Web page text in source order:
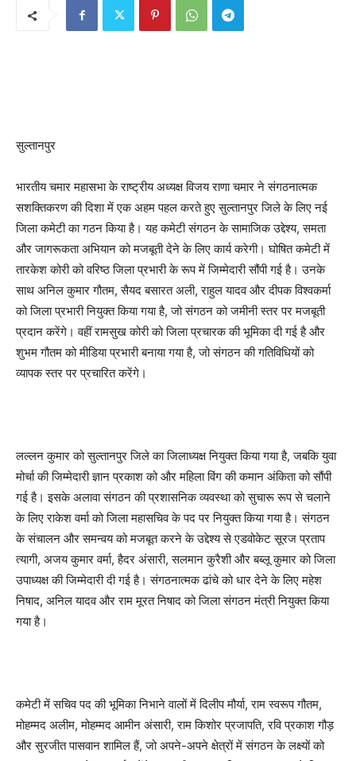
सुल्तानपुर
भारतीय चमार महासभा के राष्ट्रीय अध्यक्ष विजय राणा चमार ने संगठनात्मक
सशक्तिकरण की दिशा में एक अहम पहल करते हुए सुल्तानपुर जिले के लिए नई
जिला कमेटी का गठन किया है। यह कमेटी संगठन के सामाजिक उद्देश्य, समता
और जागरूकता अभियान को मजबूती देने के लिए कार्य करेगी। घोषित कमेटी में
तारकेश कोरी को वरिष्ठ जिला प्रभारी के रूप में जिम्मेदारी सौंपी गई है। उनके
साथ अनिल कुमार गौतम, सैयद बसारत अली, राहुल यादव और दीपक विश्वकर्मा
को जिला प्रभारी नियुक्त किया गया है, जो संगठन को जमीनी स्तर पर मजबूती
प्रदान करेंगे। वहीं रामसुख कोरी को जिला प्रचारक की भूमिका दी गई है और
शुभम गौतम को मीडिया प्रभारी बनाया गया है, जो संगठन की गतिविधियों को
व्यापक स्तर पर प्रचारित करेंगे।
लल्लन कुमार को सुल्तानपुर जिले का जिलाध्यक्ष नियुक्त किया गया है, जबकि युवा
मोर्चा की जिम्मेदारी ज्ञान प्रकाश को और महिला विंग की कमान अंकिता को सौंपी
गई है। इसके अलावा संगठन की प्रशासनिक व्यवस्था को सुचारू रूप से चलाने
के लिए राकेश वर्मा को जिला महासचिव के पद पर नियुक्त किया गया है। संगठन
के संचालन और समन्वय को मजबूत करने के उद्देश्य से एडवोकेट सूरज प्रताप
त्यागी, अजय कुमार वर्मा, हैदर अंसारी, सलमान कुरैशी और बब्लू कुमार को जिला
उपाध्यक्ष की जिम्मेदारी दी गई है। संगठनात्मक ढांचे को धार देने के लिए महेश
निषाद, अनिल यादव और राम मूरत निषाद को जिला संगठन मंत्री नियुक्त किया
गया है।
कमेटी में सचिव पद की भूमिका निभाने वालों में दिलीप मौर्या, राम स्वरूप गौतम,
मोहम्मद अलीम, मोहम्मद आमीन अंसारी, राम किशोर प्रजापति, रवि प्रकाश गौड़
और सुरजीत पासवान शामिल हैं, जो अपने-अपने क्षेत्रों में संगठन के लक्ष्यों को